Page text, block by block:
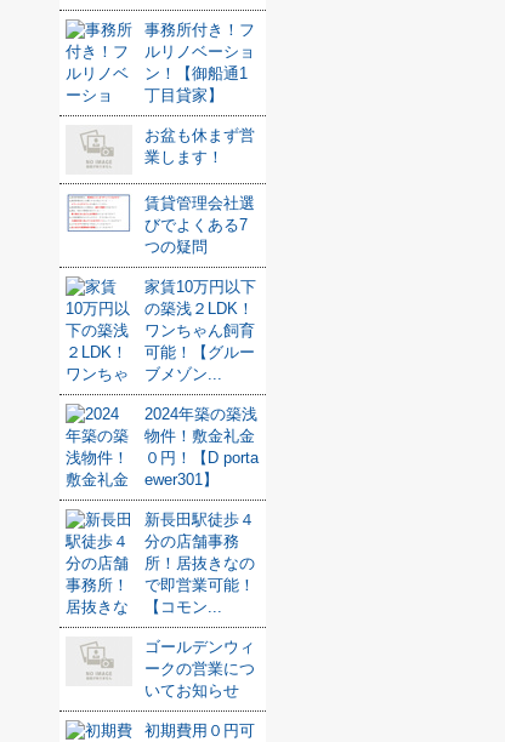
事務所付き！フ
ルリノベーショ
ン！【御船通1
丁目貸家】
お盆も休まず営
業します！
賃貸管理会社選
びでよくある7
つの疑問
家賃10万円以下
の築浅２LDK！
ワンちゃん飼育
可能！【グルー
ブメゾン...
2024年築の築浅
物件！敷金礼金
０円！【D porta
ewer301】
新長田駅徒歩４
分の店舗事務
所！居抜きなの
で即営業可能！
【コモン...
ゴールデンウィ
ークの営業につ
いてお知らせ
初期費用０円可